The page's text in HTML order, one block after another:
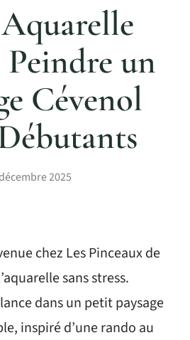
Peindre un
Cévenol
2025
chez Les Pinceaux de
sans stress.
dans un petit paysage
inspiré d’une rando au